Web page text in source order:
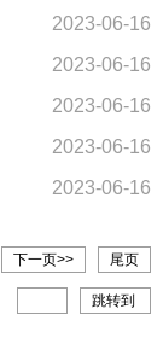
2023-06-16
2023-06-16
2023-06-16
2023-06-16
2023-06-16
下一页>> 尾页
跳转到